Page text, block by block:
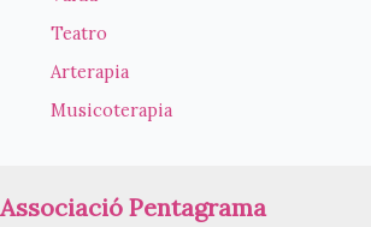
Teatro
Arterapia
Musicoterapia
Associació Pentagrama